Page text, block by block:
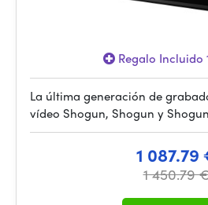
Regalo Incluido
La última generación de
vídeo Shogun, Shogun y
1 087.79
1 450.79